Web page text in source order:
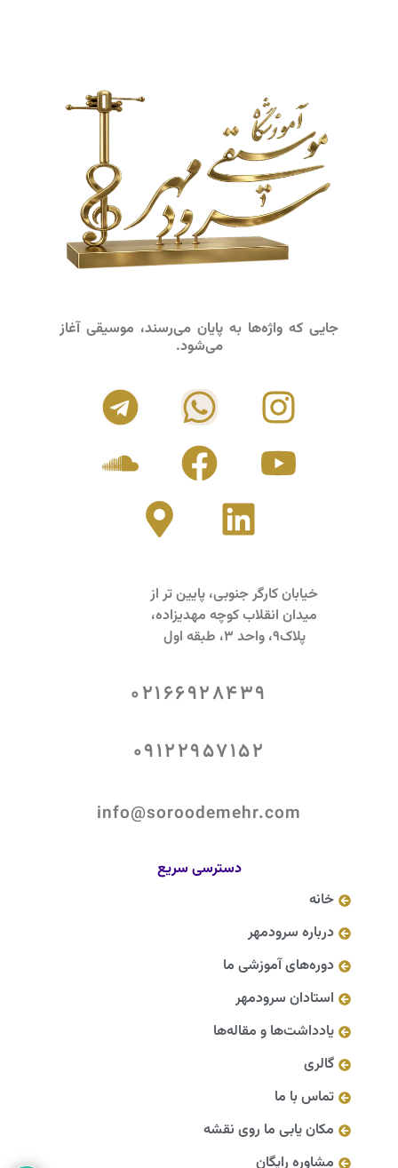
جایی که واژه‌ها به پایان می‌رسند، موسیقی آغاز
می‌شود.
خیابان کارگر جنوبی، پایین تر از
میدان انقلاب کوچه مهدیزاده،
پلاک9، واحد 3، طبقه اول
02166928439
09122957152
info@soroodemehr.com
دسترسی سریع
خانه
درباره سرودمهر
دوره‌های آموزشی ما
استادان سرودمهر
یادداشت‌ها و مقاله‌ها
گالری
تماس با ما
مکان یابی ما روی نقشه
مشاوره رایگان